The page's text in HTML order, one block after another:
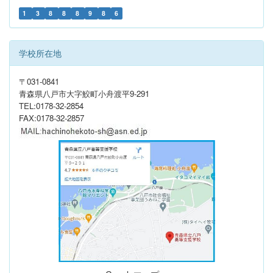
1 3 8 8 8 9 8 6
学校所在地
〒031-0841
青森県八戸市大字鮫町小舟渡平9-291
TEL:0178-32-2854
FAX:0178-32-2857